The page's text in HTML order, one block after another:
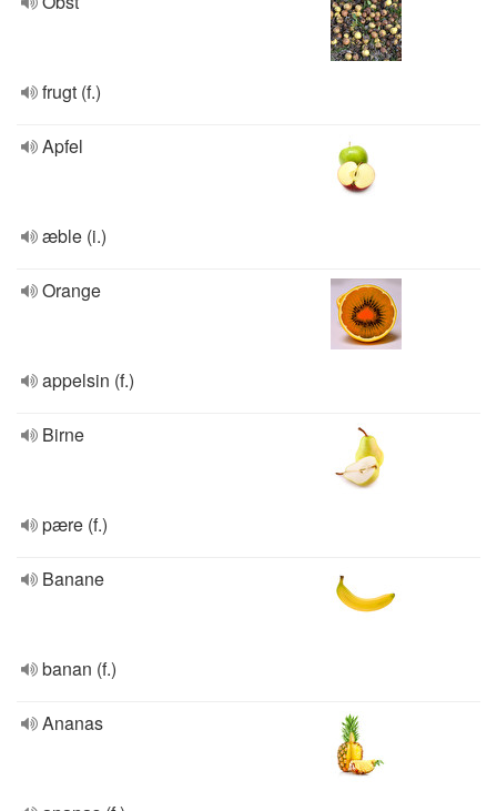
frugt (f.)
Apfel
æble (i.)
Orange
appelsin (f.)
Birne
pære (f.)
Banane
banan (f.)
Ananas